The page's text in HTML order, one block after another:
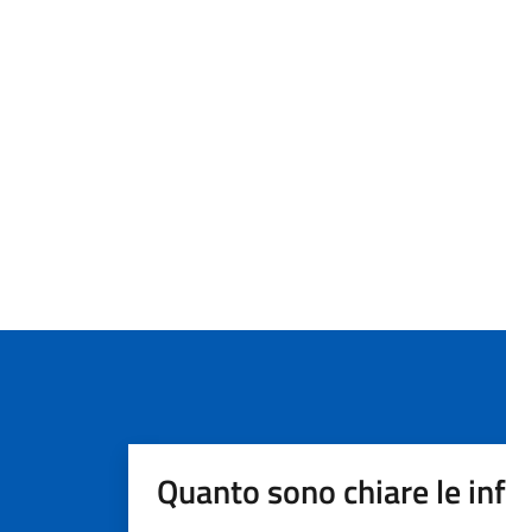
Quanto sono chiare le